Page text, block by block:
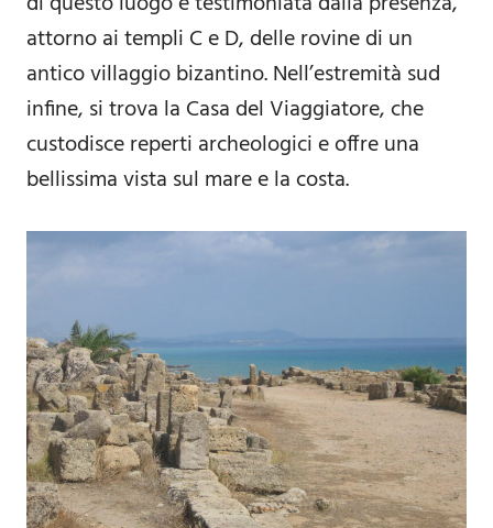
attorno ai templi C e D, delle rovine di un
antico villaggio bizantino. Nell’estremità sud
infine, si trova la Casa del Viaggiatore, che
custodisce reperti archeologici e offre una
bellissima vista sul mare e la costa.